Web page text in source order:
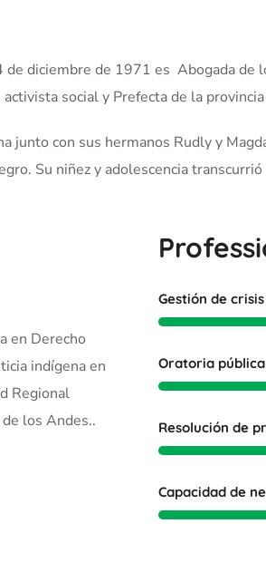
diciembre de 1971 es Abogada de
social y Prefecta de la
junto con sus hermanos Rudly y
Su niñez y adolescencia
en Derecho
indígena en
Regional
los Andes..
Gestión de crisis
Oratoria pública
Resolución de
Capacidad de